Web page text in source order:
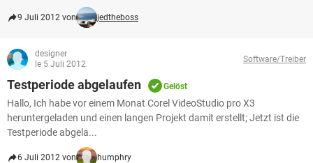
9 Juli 2012 von jedtheboss
designer
le 5 Juli 2012
Software/Treiber
Testperiode abgelaufen Gelöst
Hallo, Ich habe vor einem Monat Corel VideoStudio pro X3
heruntergeladen und einen langen Projekt damit erstellt; Jetzt ist die
Testperiode abgela...
6 Juli 2012 von humphry